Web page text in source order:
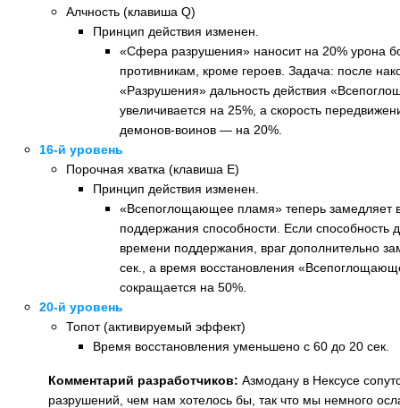
Алчность (клавиша Q)
Принцип действия изменен.
«Сфера разрушения» наносит на 20% урона
противникам, кроме героев. Задача: после
«Разрушения» дальность действия
увеличивается на 25%, а скорость
демонов-воинов — на 20%.
16-й уровень
Порочная хватка (клавиша E)
Принцип действия изменен.
«Всепоглощающее пламя» теперь замедляет
поддержания способности. Если способность
времени поддержания, враг дополнительно
сек., а время восстановления
сокращается на 50%.
20-й уровень
Топот (активируемый эффект)
Время восстановления уменьшено с 60 до 20 сек.
Комментарий разработчиков: Азмодану в Нексусе
разрушений, чем нам хотелось бы, так что мы немного